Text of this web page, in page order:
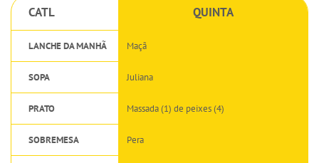
CATL QUINTA
LANCHE DA MANHÃ Maçã
SOPA Juliana
PRATO Massada (1) de peixes (4)
SOBREMESA Pera